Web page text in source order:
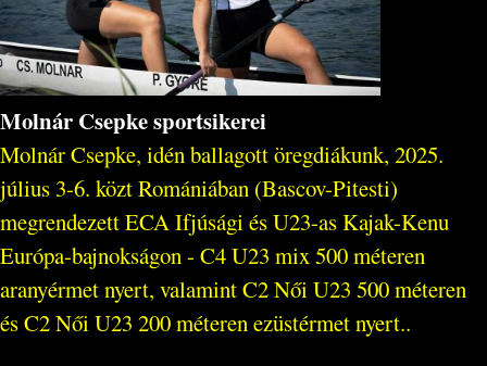
Molnár Csepke sportsikerei
Molnár Csepke, idén ballagott öregdiákunk, 2025.
július 3-6. közt Romániában (Bascov-Pitesti)
megrendezett ECA Ifjúsági és U23-as Kajak-Kenu
Európa-bajnokságon - C4 U23 mix 500 méteren
aranyérmet nyert, valamint C2 Női U23 500 méteren
és C2 Női U23 200 méteren ezüstérmet nyert..